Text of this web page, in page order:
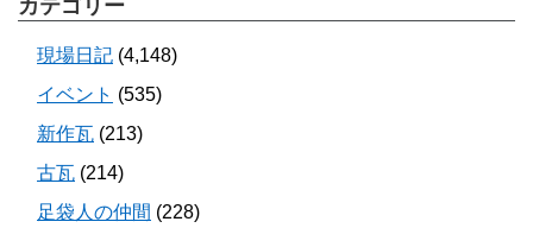
カテゴリー
現場日記 (4,148)
イベント (535)
新作瓦 (213)
古瓦 (214)
足袋人の仲間 (228)